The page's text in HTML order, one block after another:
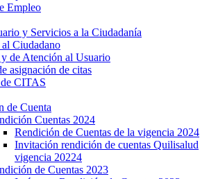
Empleo
y Servicios a la Ciudadanía
Ciudadano
de Atención al Usuario
asignación de citas
CITAS
de Cuenta
Cuentas 2024
Rendición de Cuentas de la vigencia 2024
Invitación rendición de cuentas Quilisalud
vigencia 20224
de Cuentas 2023